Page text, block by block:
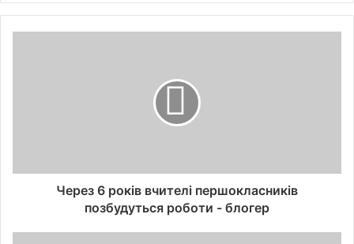
Через 6 років вчителі першокласників
позбудуться роботи - блогер